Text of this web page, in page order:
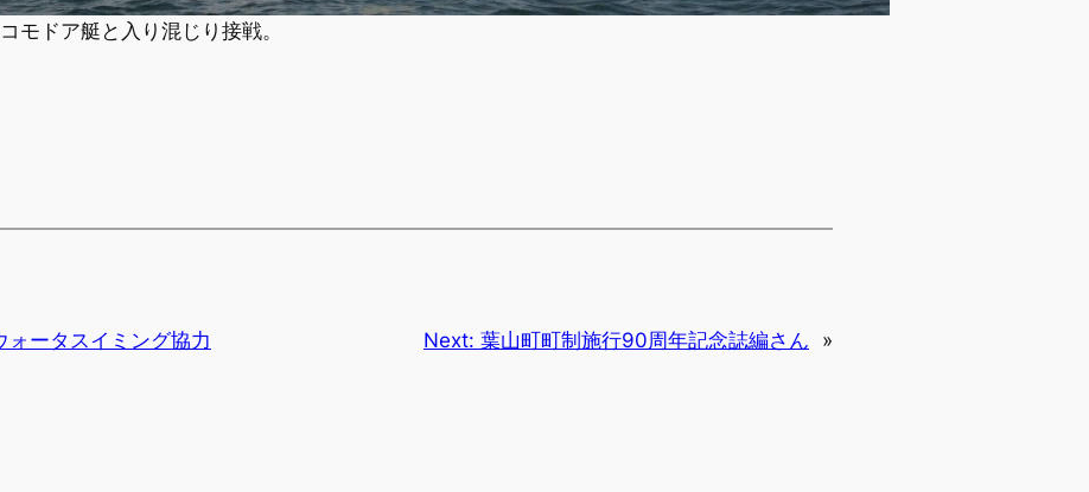
モドア艇と入り混じり接戦。
ォータスイミング協力 Next: 葉山町町制施行90周年記念誌編さん »